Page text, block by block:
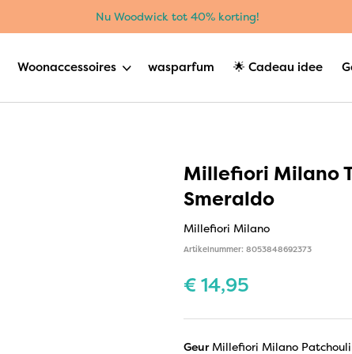
Nu Woodwick tot 40% korting!
Woonaccessoires wasparfum 🌟 Cadeau idee
Millefiori Milano
Smeraldo
Millefiori Milano
Artikelnummer: 8053848692373
€14,95
Geur Millefiori Milano